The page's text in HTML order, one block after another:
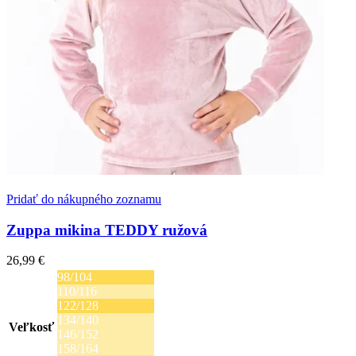
Pridať do nákupného zoznamu
Zuppa mikina TEDDY ružová
26,99 €
Veľkosť
98/104
110/116
122/128
134/140
146/152
158/164